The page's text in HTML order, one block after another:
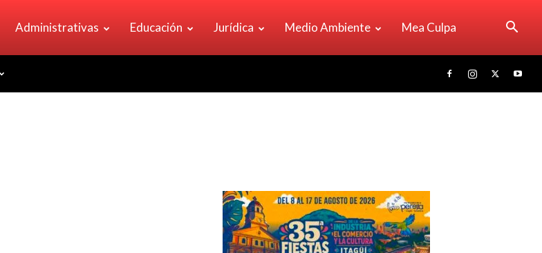
Administrativas Educación Jurídica Medio Ambiente Mea Culpa